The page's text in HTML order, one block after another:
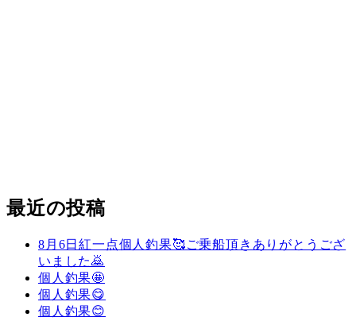
最近の投稿
8月6日紅一点個人釣果🥰ご乗船頂きありがとうござ
いました🙇
個人釣果🤩
個人釣果😋
個人釣果😊